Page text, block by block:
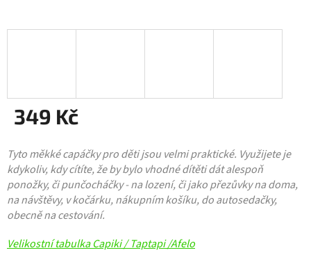
349 Kč
cena:
Tyto měkké capáčky pro děti jsou velmi praktické. Využijete je
kdykoliv, kdy cítíte, že by bylo vhodné dítěti dát alespoň
ponožky, či punčocháčky - na lození, či jako přezůvky na doma,
na návštěvy, v kočárku, nákupním košíku, do autosedačky,
obecně na cestování.
Velikostní tabulka Capiki / Taptapi /Afelo